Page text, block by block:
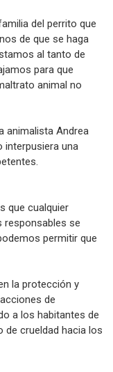
del perrito que
de que se haga
al tanto de
para que
animal no
animalista Andrea
interpusiera una
que cualquier
responsables se
permitir que
la protección y
de
a los habitantes de
de crueldad hacia los